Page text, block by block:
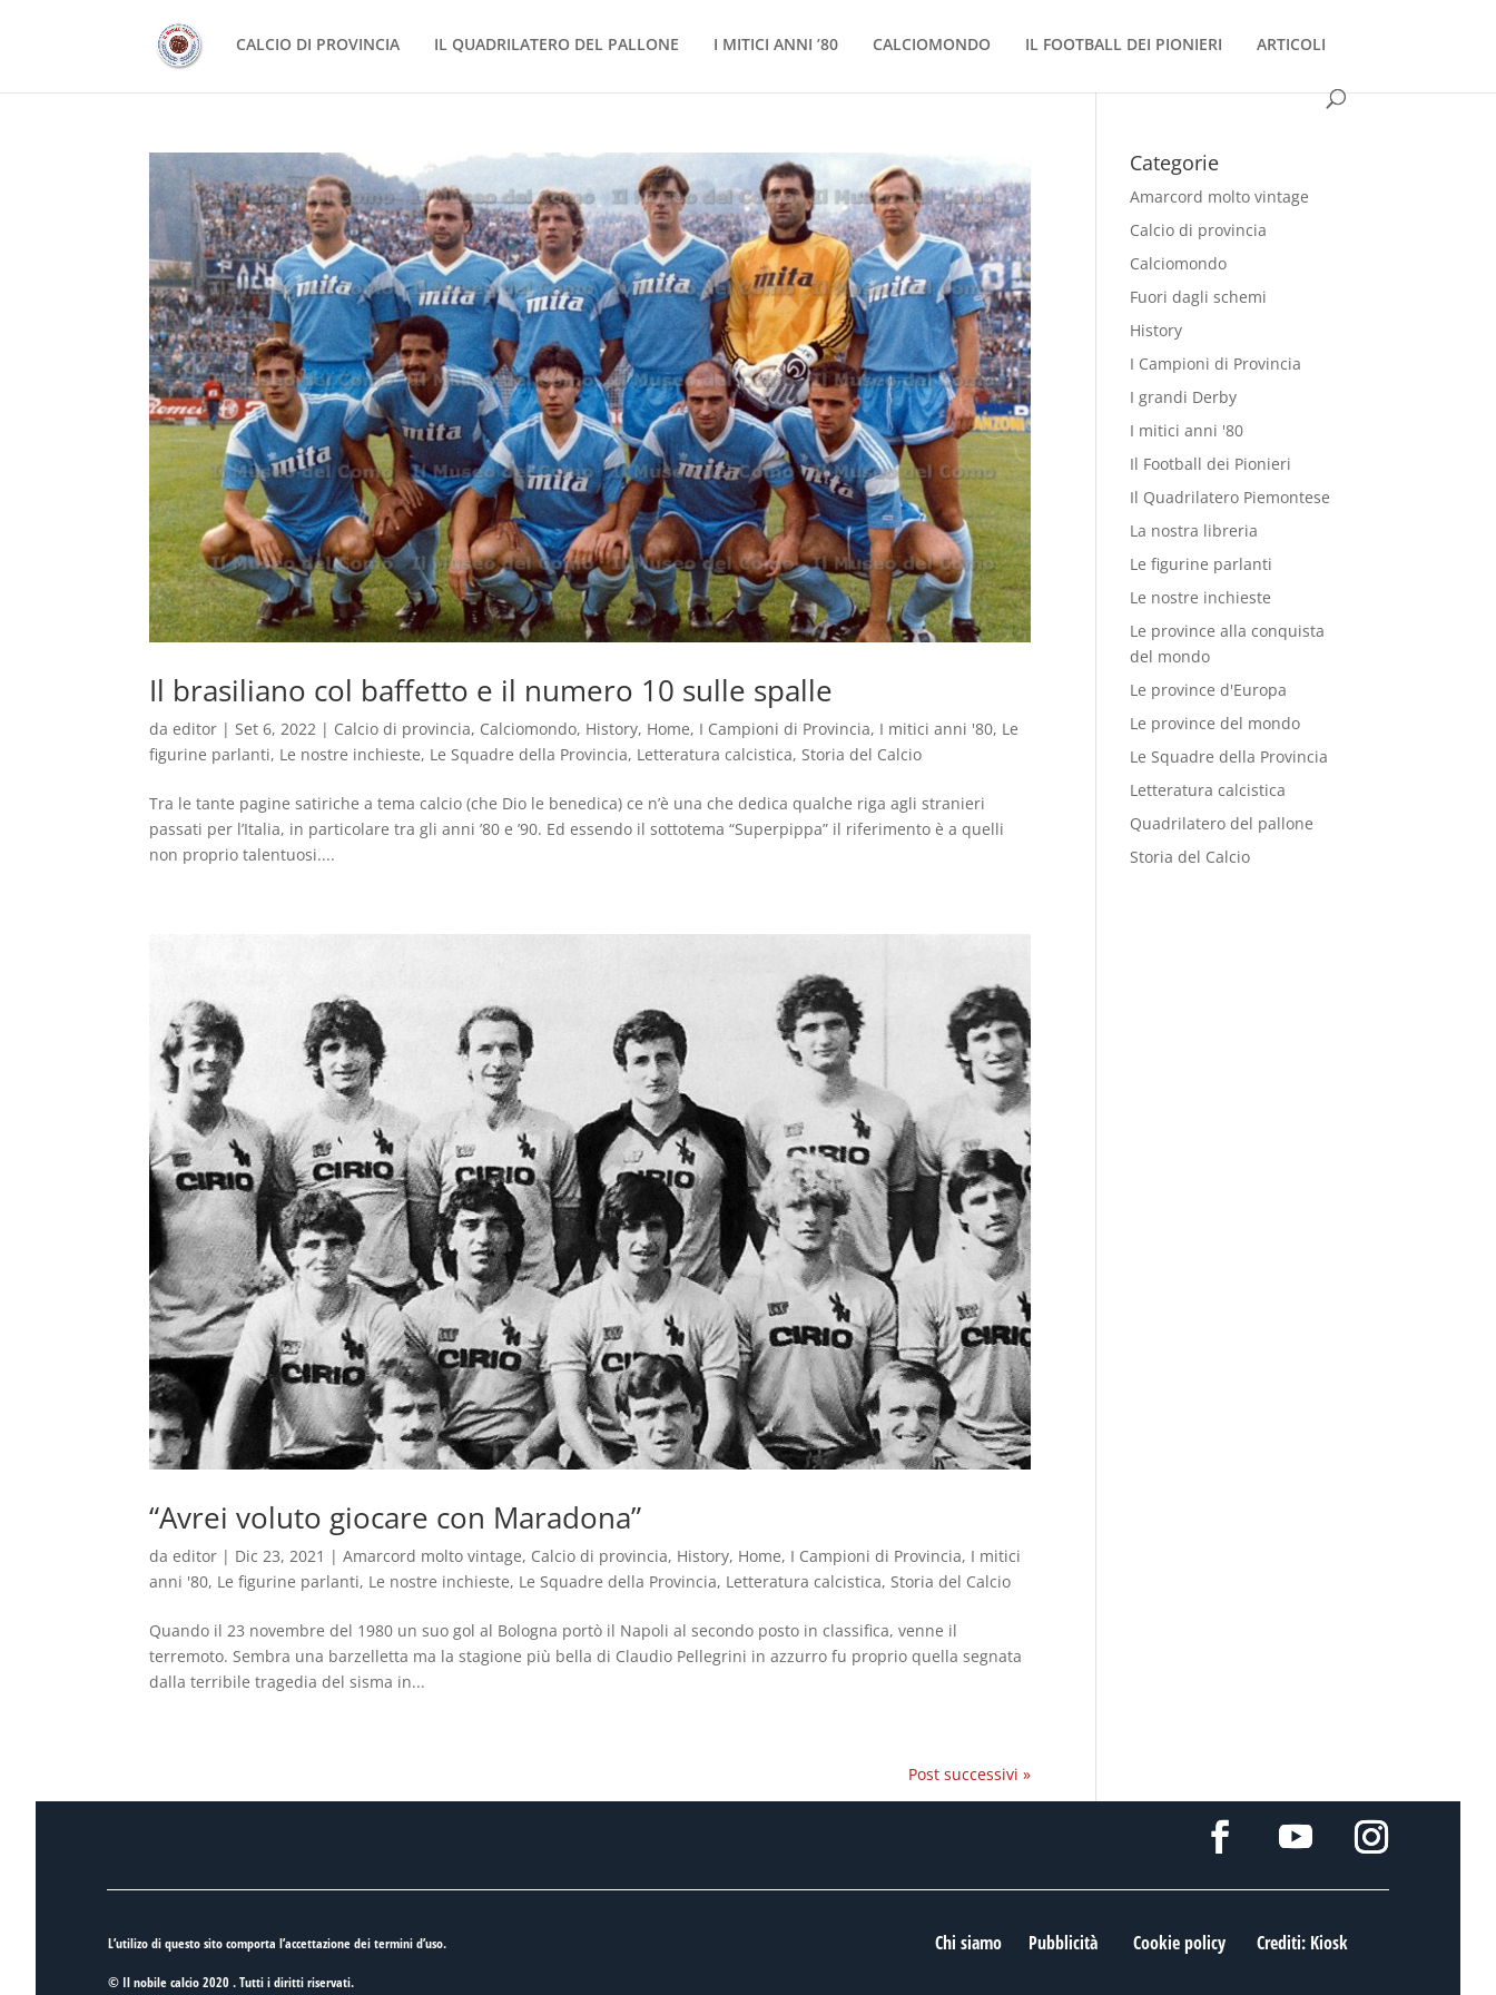
CALCIO DI PROVINCIA IL QUADRILATERO DEL PALLONE I MITICI ANNI ’80 CALCIOMONDO IL FOOTBALL DEI PIONIERI ARTICOLI
Il brasiliano col baffetto e il numero 10 sulle spalle
daeditor |Set 6, 2022 | Calcio di provincia, Calciomondo, History, Home, I Campioni di Provincia, I mitici anni '80, Le
figurine parlanti, Le nostre inchieste, Le Squadre della Provincia, Letteratura calcistica,Storia del Calcio
Tra le tante pagine satiriche a tema calcio (che Dio le benedica) ce n’è una che dedica qualche riga agli stranieri
passati per l’Italia, in particolare tra gli anni ’80 e ’90. Ed essendo il sottotema “Superpippa” il riferimento è a quelli
non proprio talentuosi....
“Avrei voluto giocare con Maradona”
daeditor | Dic 23, 2021 |Amarcord molto vintage, Calcio di provincia, History, Home, I Campioni di Provincia, I mitici
anni '80, Le figurine parlanti, Le nostre inchieste, Le Squadre della Provincia, Letteratura calcistica,Storia del Calcio
Quando il 23 novembre del 1980 un suo gol al Bologna portò il Napoli al secondo posto in classifica, venne il
terremoto. Sembra una barzelletta ma la stagione più bella di Claudio Pellegrini in azzurro fu proprio quella segnata
dalla terribile tragedia del sisma in...
Post successivi »
Categorie
Amarcord molto vintage
Calcio di provincia
Calciomondo
Fuori dagli schemi
History
I Campioni di Provincia
I grandi Derby
I mitici anni '80
Il Football dei Pionieri
Il Quadrilatero Piemontese
La nostra libreria
Le figurine parlanti
Le nostre inchieste
Le province alla conquista
del mondo
Le province d'Europa
Le province del mondo
Le Squadre della Provincia
Letteratura calcistica
Quadrilatero del pallone
Storia del Calcio
L’utilizo di questo sito comporta l’accettazione deitermini d’uso.
© Il nobile calcio 2020 . Tutti i diritti riservati.
Chi siamo Pubblicità Cookie policy Crediti: Kiosk